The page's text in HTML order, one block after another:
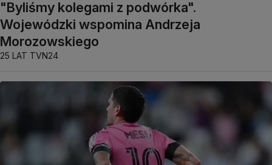
"Byliśmy kolegami z podwórka".
Wojewódzki wspomina Andrzeja
Morozowskiego
25 LAT TVN24